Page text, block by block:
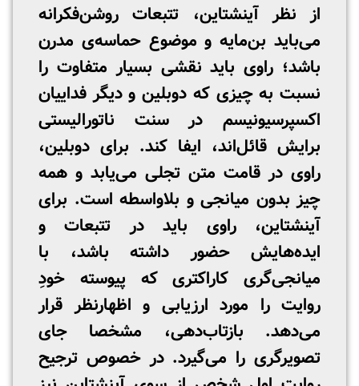
از نظر آینشتاین، تتبعات روشن‌فکرانه
می‌باید بن‌مایه و موضوع حماسه‌ی مدرن
باشد؛ راوی باید نقشی بسیار متفاوت را
نسبت به چیزی که دوبلین و دیگر فداییان
اکسپرسیونیسم در سنت ناتورالیستی
برایش قائل‌اند، ایفا کند. برای دوبلین،
راوی در قامت متن تجلی می‌یابد و همه
چیز بدون میانجی و بلاواسطه است. برای
آینشتاین، راوی باید در تتبعات و
ایده‌هایش حضور داشته باشد، با
میانجی‌گری کاراکتری که پیوسته خودِ
روایت را مورد ارزیابی و اظهارنظر قرار
می‌دهد. بازتاب‌دهی، مشخصا جای
تصویرگری را می‌گیرد. در خصوص ترجیح